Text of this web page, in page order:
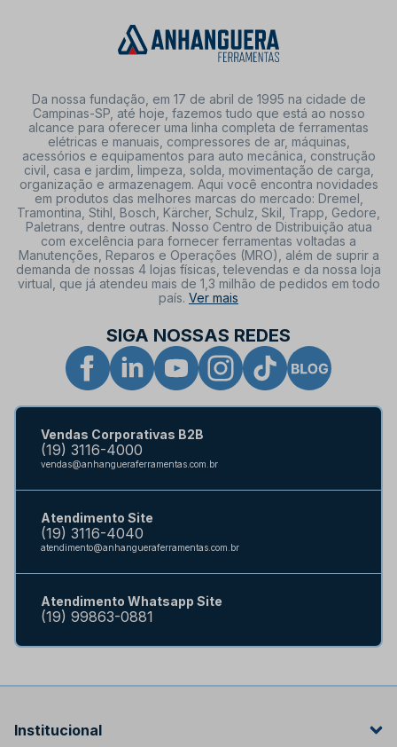
Da nossa fundação, em 17 de abril de 1995 na cidade de
Campinas-SP, até hoje, fazemos tudo que está ao nosso
alcance para oferecer uma linha completa de ferramentas
elétricas e manuais, compressores de ar, máquinas,
acessórios e equipamentos para auto mecânica, construção
civil, casa e jardim, limpeza, solda, movimentação de carga,
organização e armazenagem. Aqui você encontra novidades
em produtos das melhores marcas do mercado: Dremel,
Tramontina, Stihl, Bosch, Kärcher, Schulz, Skil, Trapp, Gedore,
Paletrans, dentre outras. Nosso Centro de Distribuição atua
com excelência para fornecer ferramentas voltadas a
Manutenções, Reparos e Operações (MRO), além de suprir a
demanda de nossas 4 lojas físicas, televendas e da nossa loja
virtual, que já atendeu mais de 1,3 milhão de pedidos em todo
país. Ver mais
SIGA NOSSAS REDES
Vendas Corporativas B2B
(19) 3116-4000
vendas@anhangueraferramentas.com.br
Atendimento Site
(19) 3116-4040
atendimento@anhangueraferramentas.com.br
Atendimento Whatsapp Site
(19) 99863-0881
Institucional